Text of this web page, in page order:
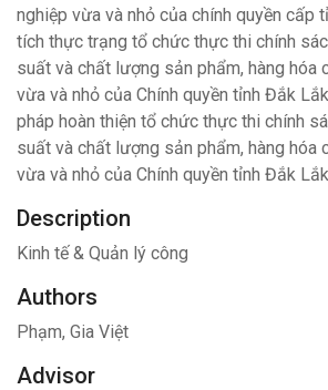
nghiệp vừa và nhỏ của chính quyền cấp
tích thực trạng tổ chức thực thi chính
suất và chất lượng sản phẩm, hàng hóa
vừa và nhỏ của Chính quyền tỉnh Đắk
pháp hoàn thiện tổ chức thực thi chính
suất và chất lượng sản phẩm, hàng hóa
vừa và nhỏ của Chính quyền tỉnh Đắk
Description
Kinh tế & Quản lý công
Authors
Phạm, Gia Việt
Advisor